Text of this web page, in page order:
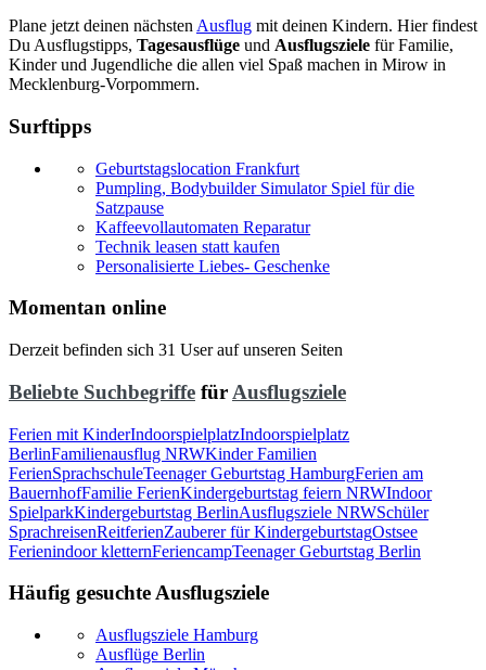
Plane jetzt deinen nächsten Ausflug mit deinen Kindern. Hier findest
Du Ausflugstipps, Tagesausflüge und Ausflugsziele für Familie,
Kinder und Jugendliche die allen viel Spaß machen in Mirow in
Mecklenburg-Vorpommern.
Surftipps
Geburtstagslocation Frankfurt
Pumpling, Bodybuilder Simulator Spiel für die
Satzpause
Kaffeevollautomaten Reparatur
Technik leasen statt kaufen
Personalisierte Liebes- Geschenke
Momentan online
Derzeit befinden sich 31 User auf unseren Seiten
Beliebte Suchbegriffe für Ausflugsziele
Ferien mit KinderIndoorspielplatzIndoorspielplatz
BerlinFamilienausflug NRWKinder Familien
FerienSprachschuleTeenager Geburtstag HamburgFerien am
BauernhofFamilie FerienKindergeburtstag feiern NRWIndoor
SpielparkKindergeburtstag BerlinAusflugsziele NRWSchüler
SprachreisenReitferienZauberer für KindergeburtstagOstsee
Ferienindoor kletternFeriencampTeenager Geburtstag Berlin
Häufig gesuchte Ausflugsziele
Ausflugsziele Hamburg
Ausflüge Berlin